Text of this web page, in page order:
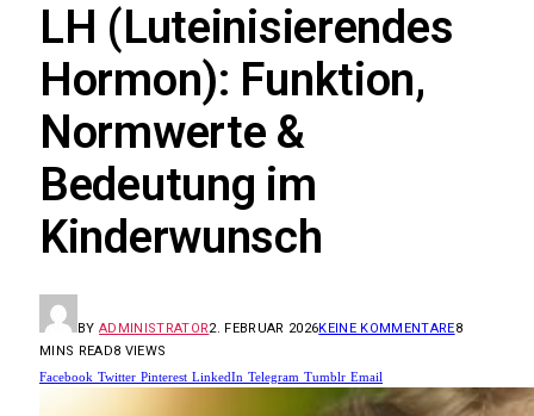
LH (Luteinisierendes
Hormon): Funktion,
Normwerte &
Bedeutung im
Kinderwunsch
BY ADMINISTRATOR2. FEBRUAR 2026KEINE KOMMENTARE8
MINS READ8 VIEWS
Facebook Twitter Pinterest LinkedIn Telegram Tumblr Email